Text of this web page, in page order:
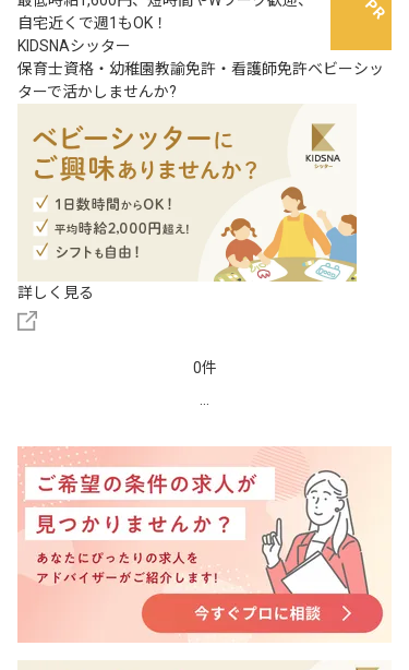
自宅近くで週1もOK！
KIDSNAシッター
保育士資格・幼稚園教諭免許・看護師免許ベビーシッ
ターで活かしませんか?
詳しく見る
0件